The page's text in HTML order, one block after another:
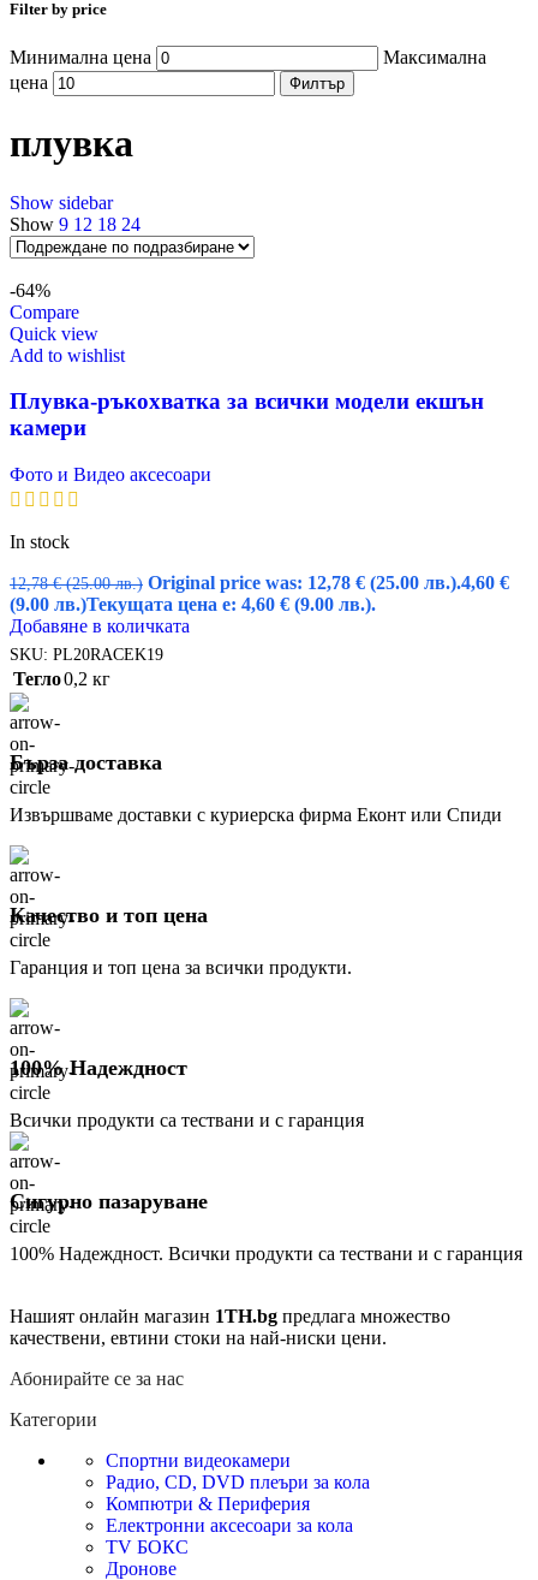
Filter by price
Минимална цена
Максимална
цена
Филтър
плувка
Show sidebar
Show 9 12 18 24
-64%
Compare
Quick view
Add to wishlist
Плувка-ръкохватка за всички модели екшън
камери
Фото и Видео аксесоари
In stock
12,78€ (25.00 лв.) Original price was: 12,78 € (25.00 лв.).4,60 €
(9.00 лв.)Текущата цена е: 4,60 € (9.00 лв.).
Добавяне в количката
SKU: PL20RACEK19
Тегло0,2 кг
Бърза доставка
Извършваме доставки с куриерска фирма Еконт или Спиди
Качество и топ цена
Гаранция и топ цена за всички продукти.
100% Надеждност
Всички продукти са тествани и с гаранция
Сигурно пазаруване
100% Надеждност. Всички продукти са тествани и с гаранция
Нашият онлайн магазин 1TH.bg предлага множество
качествени, евтини стоки на най-ниски цени.
Абонирайте се за нас
Категории
Спортни видеокамери
Радио, CD, DVD плеъри за кола
Компютри & Периферия
Електронни аксесоари за кола
TV БОКС
Дронове